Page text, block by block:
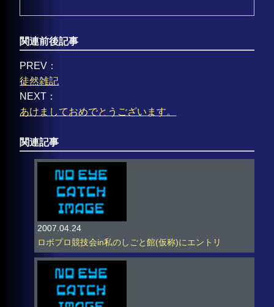
関連前後記事
PREV：
徒然雑記
NEXT：
あけましておめでとうございます。
関連記事
2007.04.24
ロボプロ競技会in私のしごと館(仮称)にエントリ